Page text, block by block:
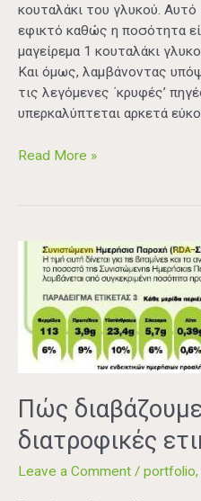
κουταλάκι του γλυκού.
εφικτό καθώς η ποσότητα
μαγείρεμα 1 κουταλάκι
Και όμως, λαμβάνοντας
τις λεγόμενες ΄κρυφές’
υπερκαλύπτεται αρκετά
Read More »
Πώς
διατροφικές
Leave a Comment / portfolio,
Πώς
διαβάζουμε
διατροφικές
ετικέτες